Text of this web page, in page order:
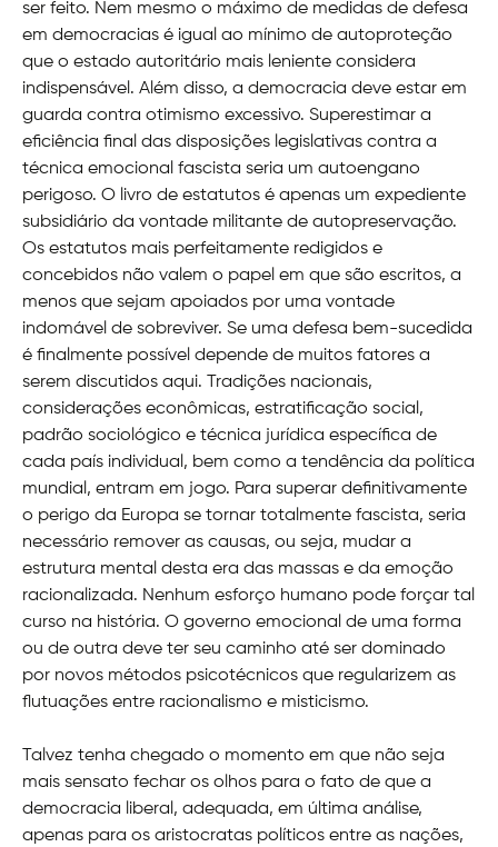
ser feito. Nem mesmo o máximo de medidas de defesa
em democracias é igual ao mínimo de autoproteção
que o estado autoritário mais leniente considera
indispensável. Além disso, a democracia deve estar em
guarda contra otimismo excessivo. Superestimar a
eficiência final das disposições legislativas contra a
técnica emocional fascista seria um autoengano
perigoso. O livro de estatutos é apenas um expediente
subsidiário da vontade militante de autopreservação.
Os estatutos mais perfeitamente redigidos e
concebidos não valem o papel em que são escritos, a
menos que sejam apoiados por uma vontade
indomável de sobreviver. Se uma defesa bem-sucedida
é finalmente possível depende de muitos fatores a
serem discutidos aqui. Tradições nacionais,
considerações econômicas, estratificação social,
padrão sociológico e técnica jurídica específica de
cada país individual, bem como a tendência da política
mundial, entram em jogo. Para superar definitivamente
o perigo da Europa se tornar totalmente fascista, seria
necessário remover as causas, ou seja, mudar a
estrutura mental desta era das massas e da emoção
racionalizada. Nenhum esforço humano pode forçar tal
curso na história. O governo emocional de uma forma
ou de outra deve ter seu caminho até ser dominado
por novos métodos psicotécnicos que regularizem as
flutuações entre racionalismo e misticismo.
Talvez tenha chegado o momento em que não seja
mais sensato fechar os olhos para o fato de que a
democracia liberal, adequada, em última análise,
apenas para os aristocratas políticos entre as nações,